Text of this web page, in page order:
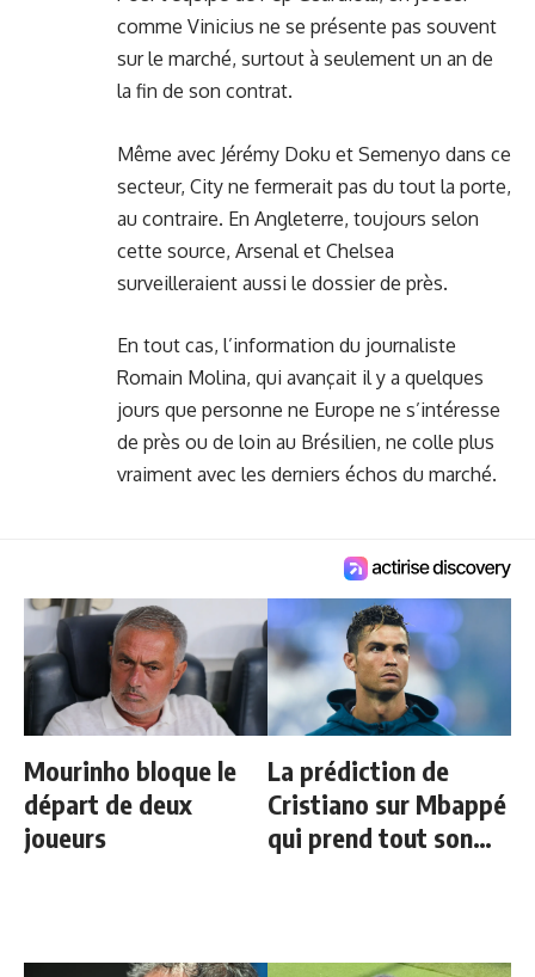
comme Vinicius ne se présente pas souvent
sur le marché, surtout à seulement un an de
la fin de son contrat.
Même avec Jérémy Doku et Semenyo dans ce
secteur, City ne fermerait pas du tout la porte,
au contraire. En Angleterre, toujours selon
cette source, Arsenal et Chelsea
surveilleraient aussi le dossier de près.
En tout cas, l’information du journaliste
Romain Molina, qui avançait il y a quelques
jours que personne ne Europe ne s’intéresse
de près ou de loin au Brésilien, ne colle plus
vraiment avec les derniers échos du marché.
Mourinho bloque le
départ de deux
joueurs
La prédiction de
Cristiano sur Mbappé
qui prend tout son